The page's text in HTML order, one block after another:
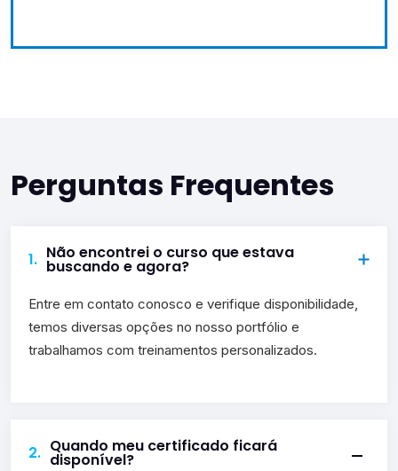
Perguntas Frequentes
1. Não encontrei o curso que estava
buscando e agora?
Entre em contato conosco e verifique disponibilidade,
temos diversas opções no nosso portfólio e
trabalhamos com treinamentos personalizados.
2. Quando meu certificado ficará
disponível?